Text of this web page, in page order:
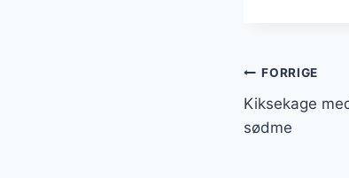
FORRIGE
Kiksekage
sødme